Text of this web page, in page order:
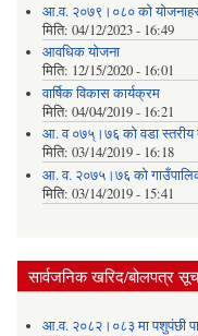
आ.व. २०७९।०८० को
मिति: 04/12/2023 - 16:49
आवधिक योजना
मिति: 12/15/2020 - 16:01
वार्षिक विकास कार्यक्रम
मिति: 04/04/2019 - 16:21
आ. व ०७५्।७६ को वडा स्तरीय
मिति: 03/14/2019 - 16:18
आ. व. २०७५।७६ को
मिति: 03/14/2019 - 15:41
सार्वजनिक खरिद/बोलपत्र
आ.व. २०८२।०८३ मा पशुपंछी